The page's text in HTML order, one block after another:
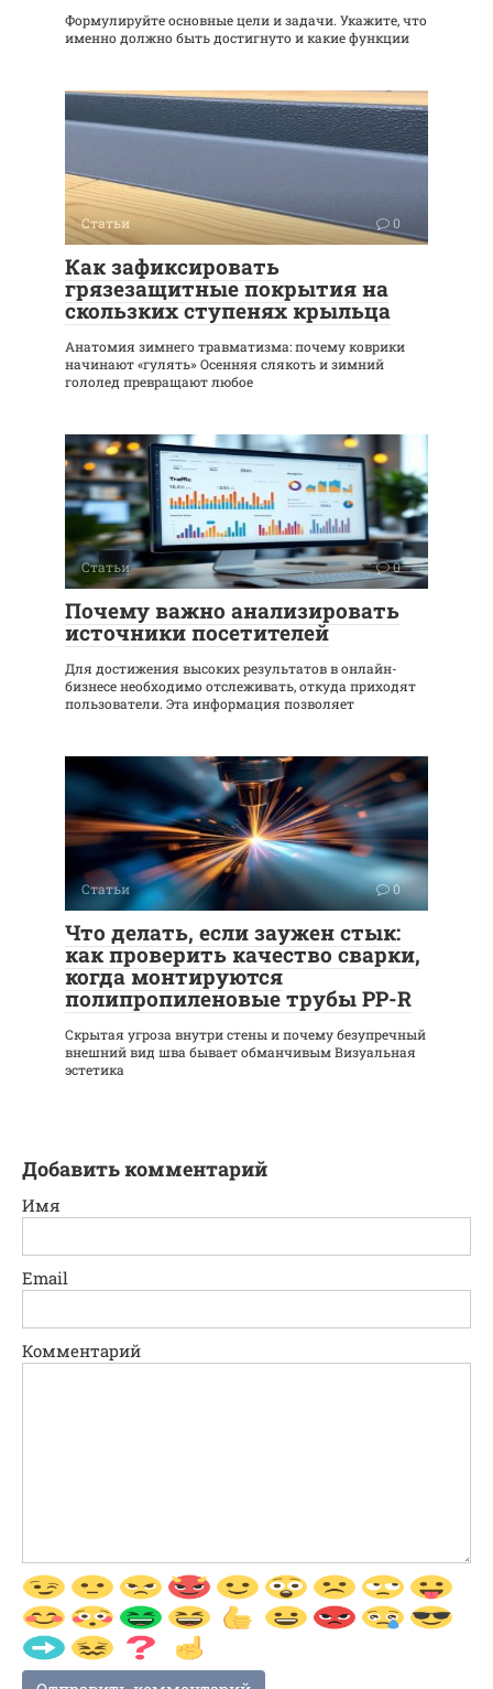
Формулируйте основные цели и задачи. Укажите, что
именно должно быть достигнуто и какие функции
Статьи 0
Как зафиксировать
грязезащитные покрытия на
скользких ступенях крыльца
Анатомия зимнего травматизма: почему коврики
начинают «гулять» Осенняя слякоть и зимний
гололед превращают любое
Статьи 0
Почему важно анализировать
источники посетителей
Для достижения высоких результатов в онлайн-
бизнесе необходимо отслеживать, откуда приходят
пользователи. Эта информация позволяет
Статьи 0
Что делать, если заужен стык:
как проверить качество сварки,
когда монтируются
полипропиленовые трубы PP-R
Скрытая угроза внутри стены и почему безупречный
внешний вид шва бывает обманчивым Визуальная
эстетика
Добавить комментарий
Имя
Email
Комментарий